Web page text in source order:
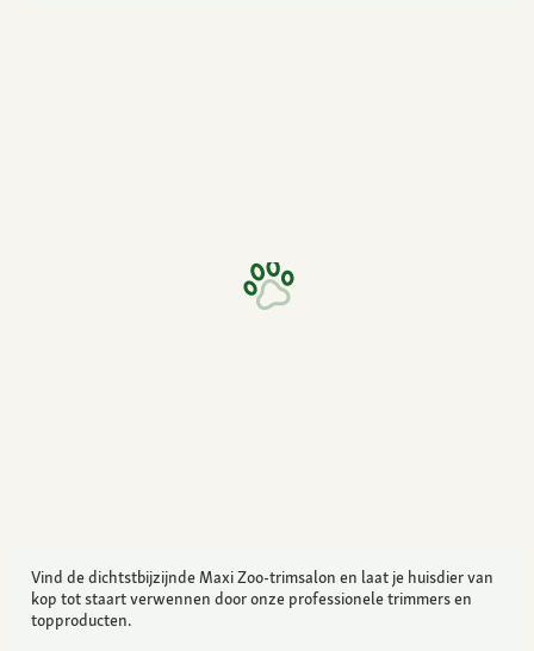
Vind de dichtstbijzijnde Maxi Zoo-trimsalon en laat je huisdier van
kop tot staart verwennen door onze professionele trimmers en
topproducten.